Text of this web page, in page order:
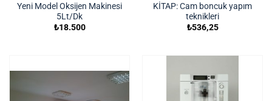
Yeni Model Oksijen Makinesi
5Lt/Dk
₺18.500
KİTAP: Cam boncuk yapım
teknikleri
₺536,25